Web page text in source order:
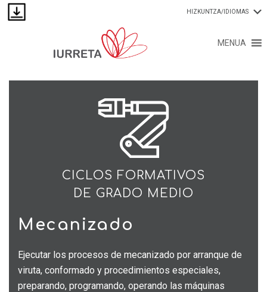
HIZKUNTZA/IDIOMAS
MENUA
CICLOS FORMATIVOS
DE GRADO MEDIO
Mecanizado
Ejecutar los procesos de mecanizado por arranque de
viruta, conformado y procedimientos especiales,
preparando, programando, operando las máquinas